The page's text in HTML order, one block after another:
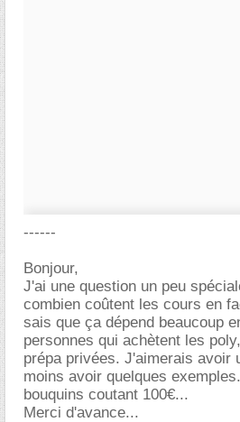
------
Bonjour,
J'ai une question un peu
combien coûtent les cours en
sais que ça dépend beaucoup
personnes qui achètent les
prépa privées. J'aimerais avoir
moins avoir quelques
bouquins coutant 100€...
Merci d'avance...